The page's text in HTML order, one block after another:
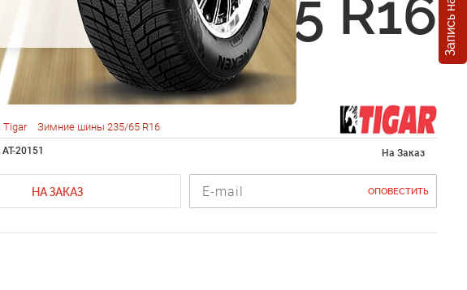
235/65 R16
Зимние шины 235/65 R16
20151 На Заказ
НА ЗАКАЗ ОПОВЕСТИТЬ